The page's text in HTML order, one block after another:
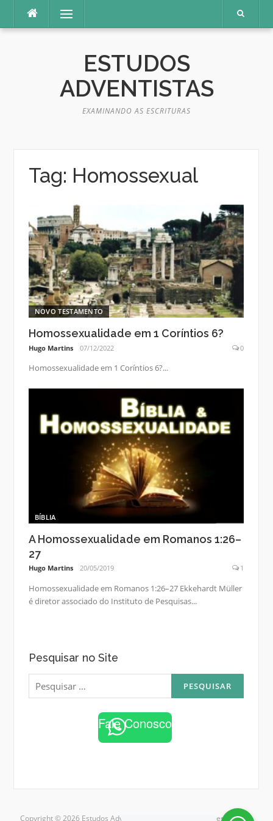
o
Menu
ESTUDOS
ADVENTISTAS
EXAMINANDO AS ESCRITURAS
Tag: Homossexual
NOVO TESTAMENTO
Homossexualidade em 1 Coríntios 6?
Hugo Martins 07/12/2022 0
Homossexualidade em 1 Coríntios 6?...
BÍBLIA
A Homossexualidade em Romanos 1:26–
27
Hugo Martins 20/05/2019 1
Homossexualidade em Romanos 1:26–27 Ekkehardt Müller
é diretor associado do Instituto de Pesquisas...
Pesquisar no Site
Pesquisar
por:
Fale Conosco
Copyright © 2026 Estudos Adventistas. Todos os direitos reservados.